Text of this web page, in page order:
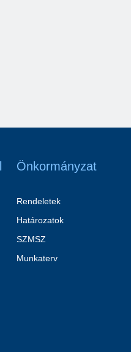
Önkormányzat
Rendeletek
Határozatok
SZMSZ
Munkaterv